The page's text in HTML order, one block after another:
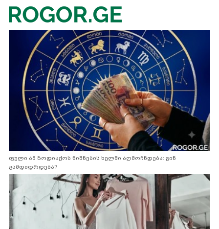
ფული ამ ზოდიაქოს ნიშნების ხელში აღმოჩნდება: ვინ
გამდიდრდება?